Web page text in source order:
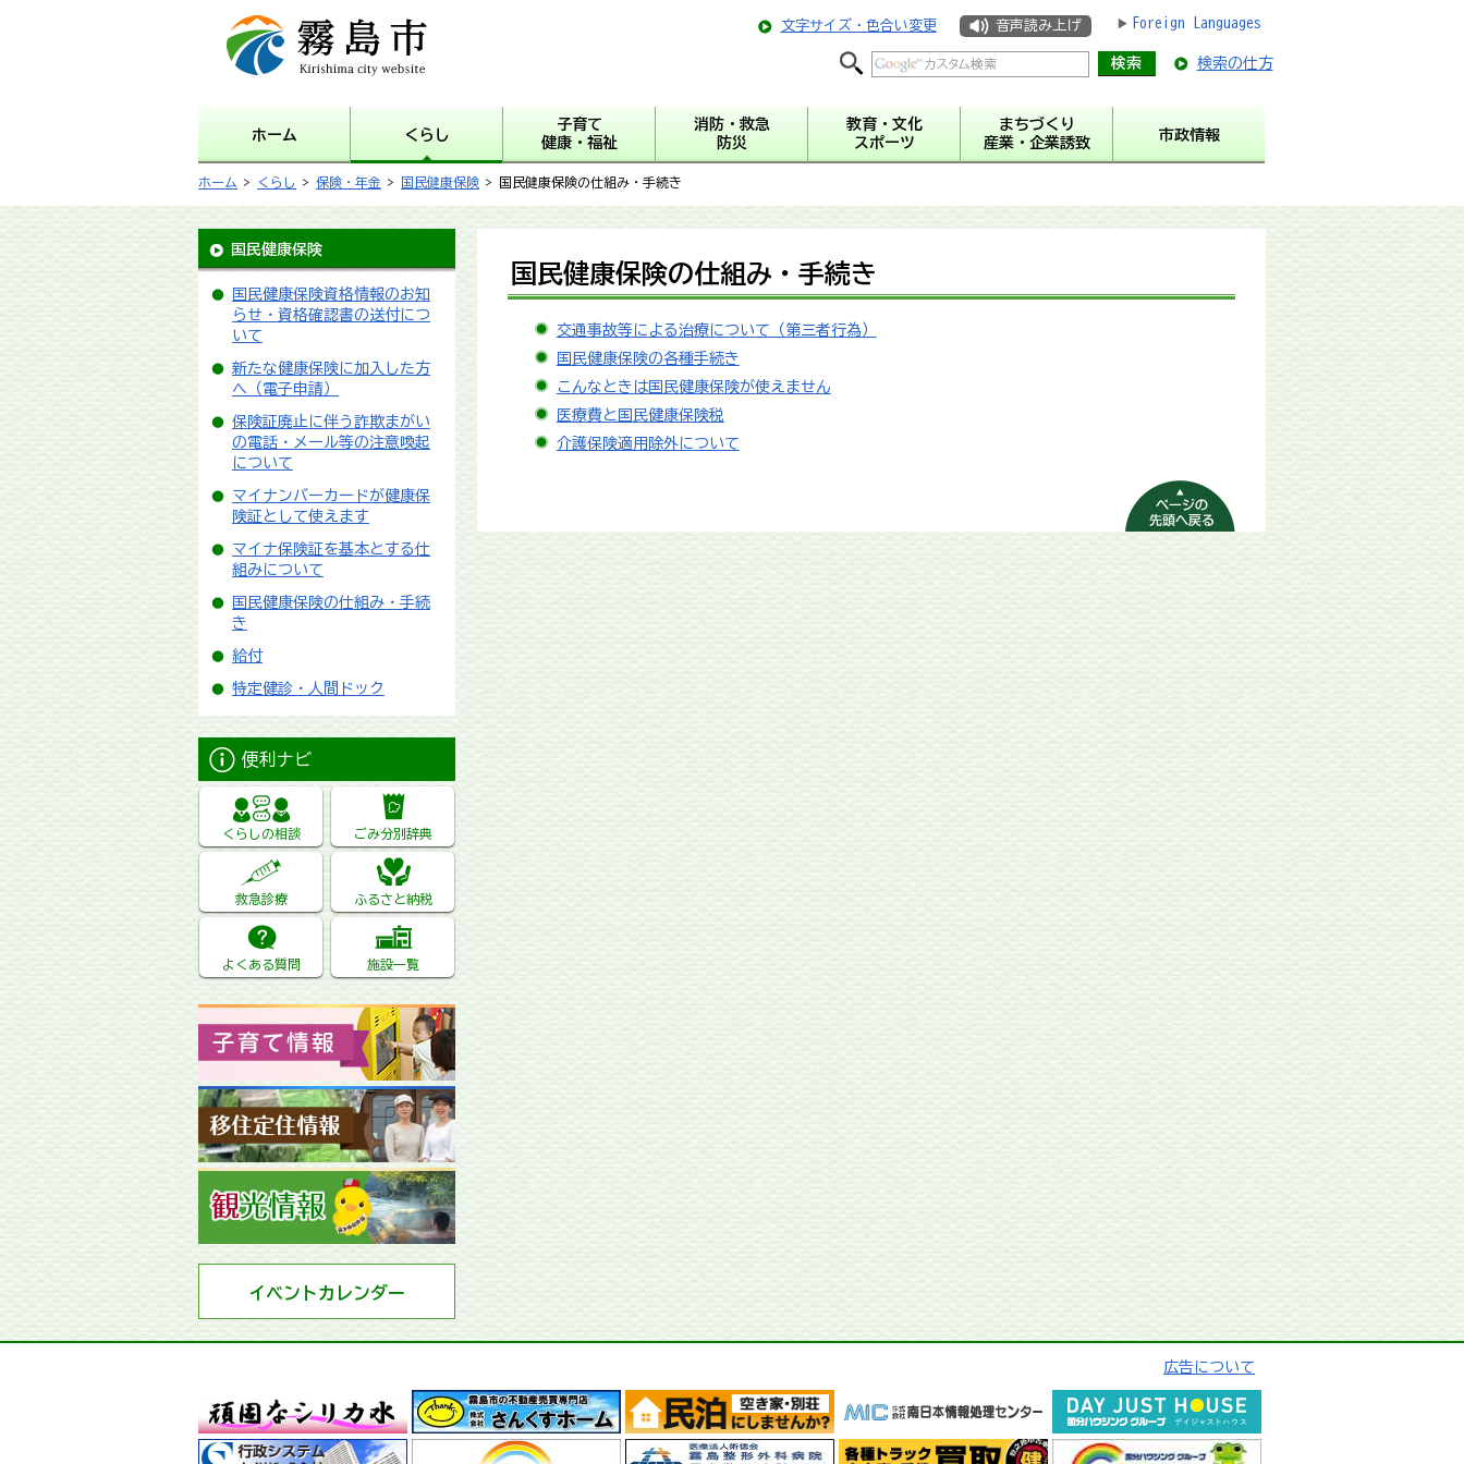
霧島市 Kirishima city
website
文字サイズ・色合い変更 音声読み上げ Foreign Languages
検索の仕方
ホーム くらし
子育て
健康・福祉
消防・救急
防災
教育・文化
スポーツ
まちづくり
産業・企業誘致
市政情報
ホーム > くらし > 保険・年金 > 国民健康保険 > 国民健康保険の仕組み・手続き
国民健康保険
国民健康保険資格情報のお知
らせ・資格確認書の送付につ
いて
新たな健康保険に加入した方
へ（電子申請）
保険証廃止に伴う詐欺まがい
の電話・メール等の注意喚起
について
マイナンバーカードが健康保
険証として使えます
マイナ保険証を基本とする仕
組みについて
国民健康保険の仕組み・手続
き
給付
特定健診・人間ドック
便利ナビ
くらしの相談 ごみ分別辞典
救急診療 ふるさと納税
よくある質問 施設一覧
イベントカレンダー
国民健康保険の仕組み・手続き
交通事故等による治療について（第三者行為）
国民健康保険の各種手続き
こんなときは国民健康保険が使えません
医療費と国民健康保険税
介護保険適用除外について
ページの先頭へ
戻る
広告について